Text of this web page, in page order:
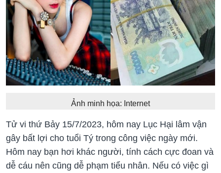
Ảnh minh họa: Internet
Tử vi thứ Bảy 15/7/2023, hôm nay Lục Hại lâm vận
gây bất lợi cho tuổi Tý trong công việc ngày mới.
Hôm nay bạn hơi khác người, tính cách cực đoan và
dễ cáu nên cũng dễ phạm tiểu nhân. Nếu có việc gì